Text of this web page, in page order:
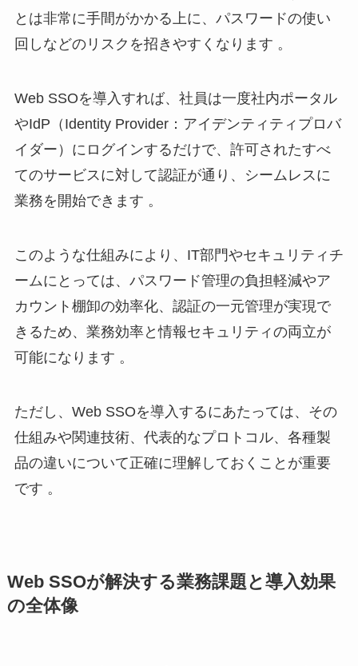
とは非常に手間がかかる上に、パスワードの使い
回しなどのリスクを招きやすくなります 。
Web SSOを導入すれば、社員は一度社内ポータル
やIdP（Identity Provider：アイデンティティプロバ
イダー）にログインするだけで、許可されたすべ
てのサービスに対して認証が通り、シームレスに
業務を開始できます 。
このような仕組みにより、IT部門やセキュリティチ
ームにとっては、パスワード管理の負担軽減やア
カウント棚卸の効率化、認証の一元管理が実現で
きるため、業務効率と情報セキュリティの両立が
可能になります 。
ただし、Web SSOを導入するにあたっては、その
仕組みや関連技術、代表的なプロトコル、各種製
品の違いについて正確に理解しておくことが重要
です 。
Web SSOが解決する業務課題と導入効果
の全体像